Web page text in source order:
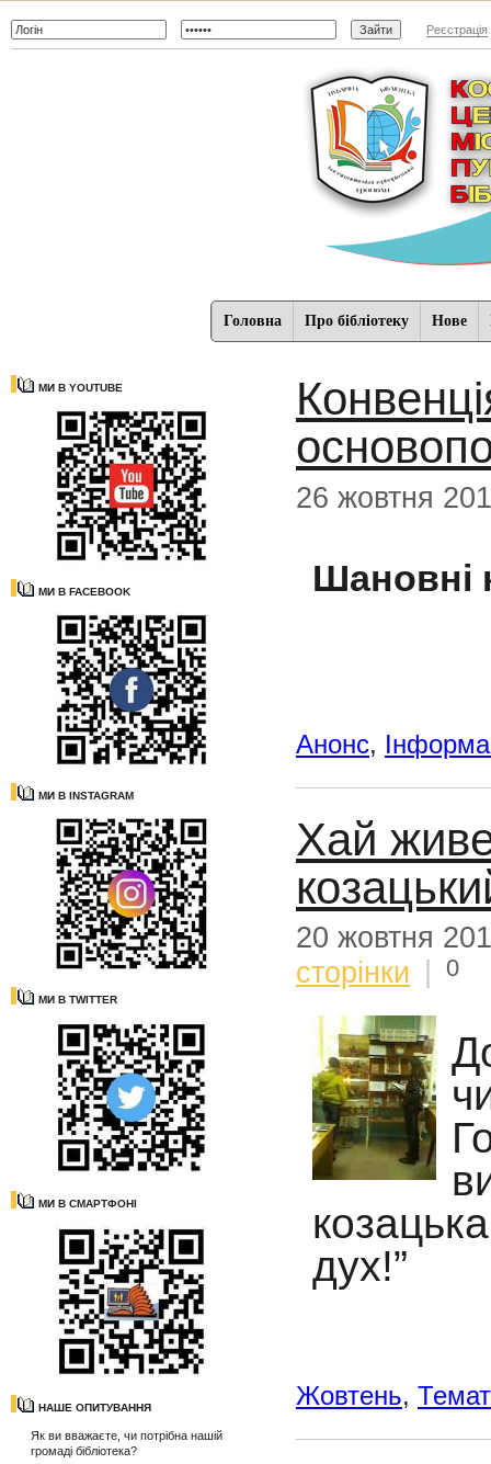
Реєстрація
Головна Про бібліотеку Нове
МИ В YOUTUBE
МИ В FACEBOOK
МИ В INSTAGRAM
МИ В TWITTER
МИ В СМАРТФОНІ
НАШЕ ОПИТУВАННЯ
Як ви вважаєте, чи потрібна нашій
громаді бібліотека?
26 жовтня
Шановні
Анонс,
Хай
20 жовтня
сторінки
0
дух!”
Жовтень,